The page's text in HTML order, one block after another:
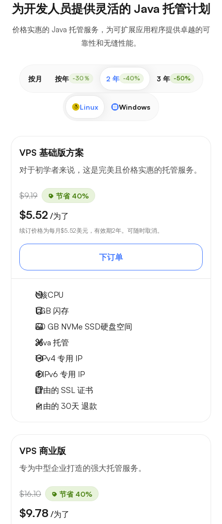
为开发人员提供灵活的 Java 托管计划
价格实惠的 Java 托管服务，为可扩展应用程序提供卓越的可
靠性和无缝性能。
按月 按年 -30％ 2 年 -40% 3 年 -50%
Linux Windows
VPS 基础版方案
对于初学者来说，这是完美且价格实惠的托管服务。
$9.19 节省 40%
$5.52 /为了
续订价格为每月$5.52美元，有效期2年。可随时取消。
下订单
1核CPU
1 GB 闪存
30 GB NVMe SSD硬盘空间
Java 托管
1 IPv4 专用 IP
4 IPv6 专用 IP
自由的 SSL 证书
自由的 30天 退款
VPS 商业版
专为中型企业打造的强大托管服务。
$16.10 节省 40%
$9.78 /为了